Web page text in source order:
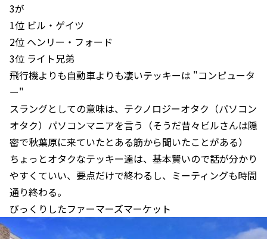
3が
1位 ビル・ゲイツ
2位 ヘンリー・フォード
3位 ライト兄弟
飛行機よりも自動車よりも凄いテッキーは "コンピュータ
ー"
スラングとしての意味は、テクノロジーオタク（パソコン
オタク）パソコンマニアを言う（そうだ昔々ビルさんは隠
密で秋葉原に来ていたとある筋から聞いたことがある）
ちょっとオタクなテッキー達は、基本賢いので話が分かり
やすくていい、要点だけで終わるし、ミーティングも時間
通り終わる。
びっくりしたファーマーズマーケット